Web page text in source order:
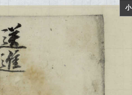
小